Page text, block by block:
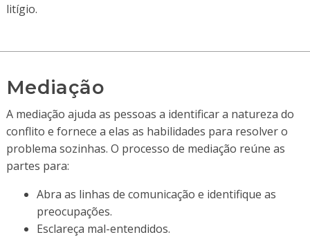
litígio.
Mediação
A mediação ajuda as pessoas a identificar a natureza do
conflito e fornece a elas as habilidades para resolver o
problema sozinhas. O processo de mediação reúne as
partes para:
Abra as linhas de comunicação e identifique as
preocupações.
Esclareça mal-entendidos.